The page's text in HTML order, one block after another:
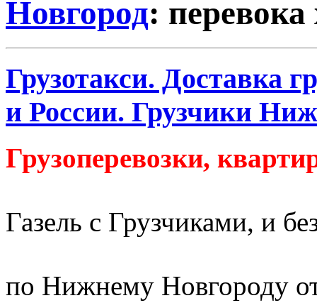
Новгород:
Грузотакси. Доставка
и России. Грузчики
Грузоперевозки,
Газель с Грузчиками, и
по Нижнему Новгороду